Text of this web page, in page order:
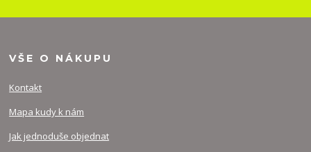
VŠE O NÁKUPU
Kontakt
Mapa kudy k nám
Jak jednoduše objednat